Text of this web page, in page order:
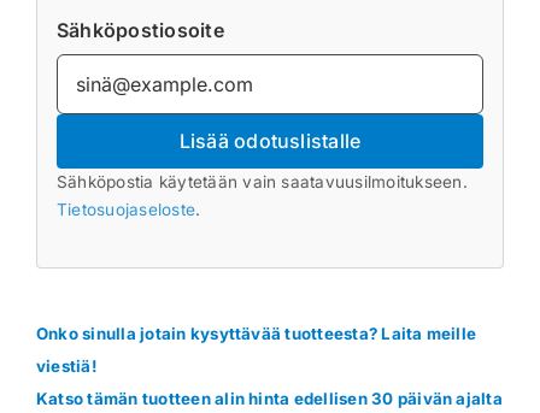
Sähköpostiosoite
Lisää odotuslistalle
Sähköpostia käytetään vain saatavuusilmoitukseen.
Tietosuojaseloste.
Onko sinulla jotain kysyttävää tuotteesta? Laita meille
viestiä!
Katso tämän tuotteen alin hinta edellisen 30 päivän ajalta